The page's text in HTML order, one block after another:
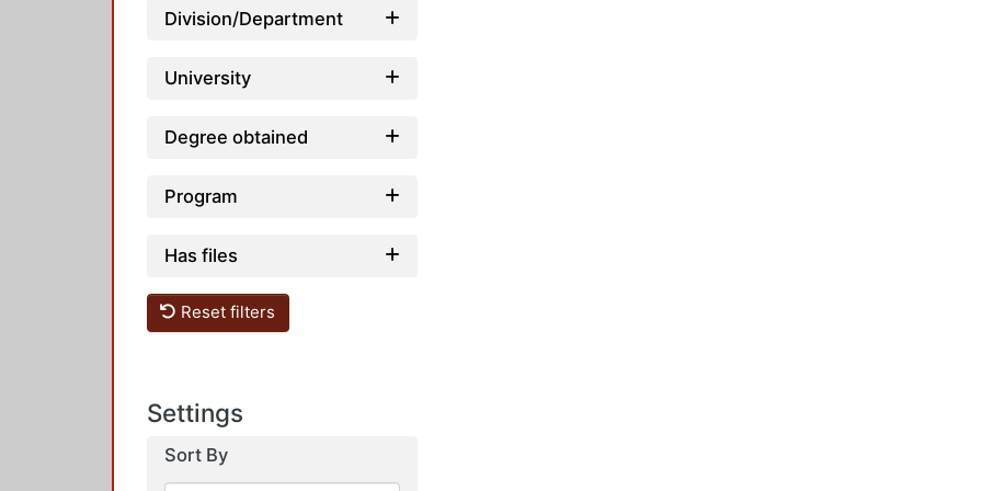
Division/Department
University
Degree obtained
Program
Has files
Reset filters
Settings
Sort By